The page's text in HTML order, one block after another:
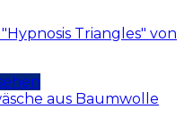
Triangles" von